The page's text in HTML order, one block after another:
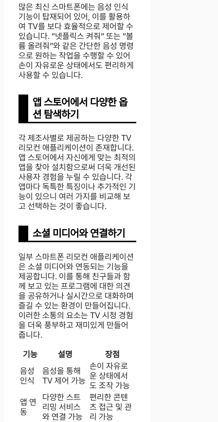
많은 최신 스마트폰에는 음성 인식
기능이 탑재되어 있어, 이를 활용하
여 TV를 보다 효율적으로 제어할 수
있습니다. “넷플릭스 켜줘” 또는 “볼
륨 올려줘”와 같은 간단한 음성 명령
으로 원하는 작업을 수행할 수 있어
손이 자유로운 상태에서도 편리하게
사용할 수 있습니다.
앱 스토어에서 다양한 옵
션 탐색하기
각 제조사별로 제공하는 다양한 TV
리모컨 애플리케이션이 존재합니다.
앱 스토어에서 자신에게 맞는 최적의
앱을 찾아 설치함으로써 더욱 개선된
사용자 경험을 누릴 수 있습니다. 각
앱마다 독특한 특징이나 추가적인 기
능이 있으니 여러 가지를 비교해 보
고 선택하는 것이 좋습니다.
소셜 미디어와 연결하기
일부 스마트폰 리모컨 애플리케이션
은 소셜 미디어와 연동되는 기능을
제공합니다. 이를 통해 친구들과 함
께 보고 있는 프로그램에 대한 의견
을 공유하거나 실시간으로 대화하며
즐길 수 있는 환경이 만들어집니다.
이러한 소통의 요소는 TV 시청 경험
을 더욱 풍부하고 재미있게 만들어
줍니다.
기능
설명
장점
음성
인식
음성을 통해
TV 제어 가능
손이 자유로
운 상태에서
도 조작 가능
앱 연
동
다양한 스트
리밍 서비스
와 연결 가능
편리한 콘텐
츠 접근 및 관
리 가능